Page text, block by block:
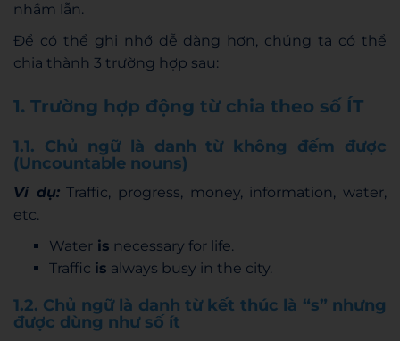
nhầm lẫn.
Để có thể ghi nhớ dễ dàng hơn, chúng ta có thể
chia thành 3 trường hợp sau:
1. Trường hợp động từ chia theo số ÍT
1.1. Chủ ngữ là danh từ không đếm được
(Uncountable nouns)
Ví dụ:Traffic, progress, money, information, water,
etc.
Water is necessary for life.
Traffic is always busy in the city.
1.2. Chủ ngữ là danh từ kết thúc là “s” nhưng
được dùng như số ít